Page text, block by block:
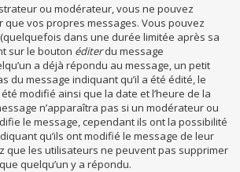
ou modérateur, vous ne pouvez
vos propres messages. Vous pouvez
dans une durée limitée après sa
sur le bouton éditerdu message
a déjà répondu au message, un petit
du message indiquant qu’il a été édité, le
modifié ainsi que la date et l’heure de la
n’apparaîtra pas si un modérateur ou
le message, cependant ils ont la possibilité
qu’ils ont modifié le message de leur
que les utilisateurs ne peuvent pas supprimer
quelqu’un y a répondu.